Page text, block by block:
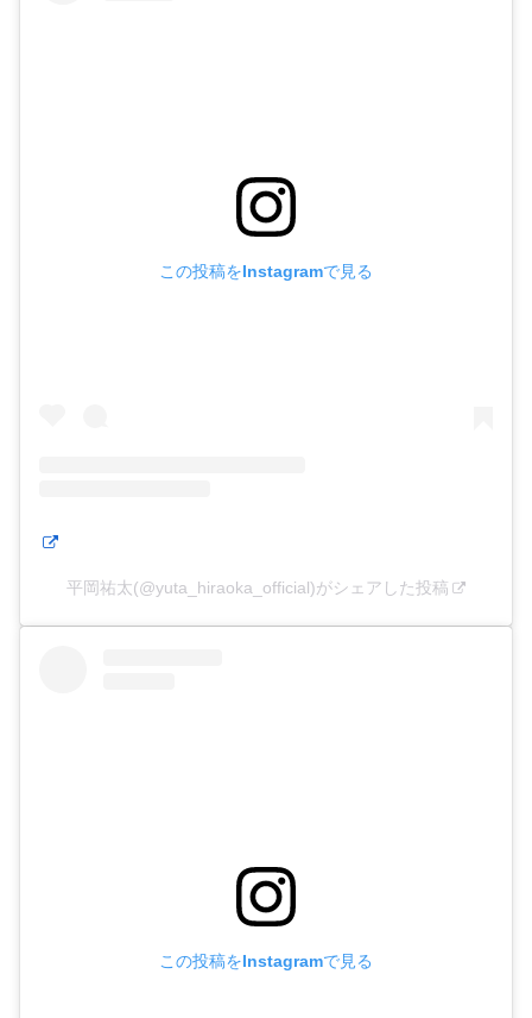
この投稿をInstagramで見る
平岡祐太(@yuta_hiraoka_official)がシェアした投稿
この投稿をInstagramで見る